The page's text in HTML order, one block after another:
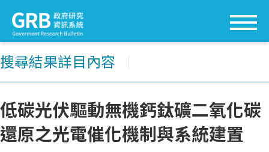
搜尋結果詳目內容
低碳光伏驅動無機鈣鈦礦二氧化碳
還原之光電催化機制與系統建置